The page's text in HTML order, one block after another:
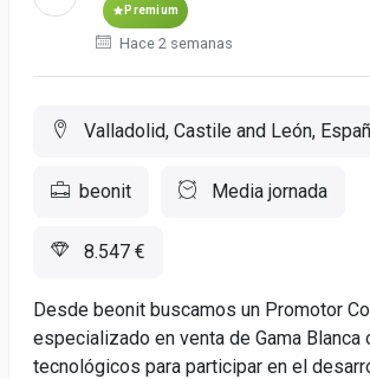
Premium
Hace 2 semanas
Valladolid, Castile and León,
beonit Media jornada
8.547 €
Desde beonit buscamos un Promotor
especializado en venta de Gama Blanca
tecnológicos para participar en el